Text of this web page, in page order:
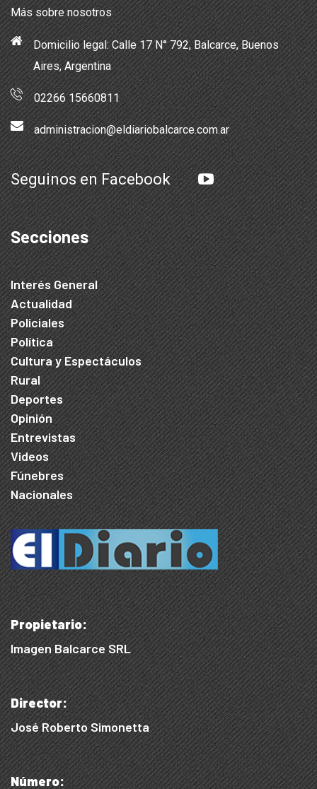
Más sobre nosotros
Domicilio legal: Calle 17 N° 792, Balcarce, Buenos
Aires, Argentina
02266 15660811
administracion@eldiariobalcarce.com.ar
Seguinos en Facebook
Secciones
Interés General
Actualidad
Policiales
Política
Cultura y Espectáculos
Rural
Deportes
Opinión
Entrevistas
Videos
Fúnebres
Nacionales
Propietario:
Imagen Balcarce SRL
Director:
José Roberto Simonetta
Número: